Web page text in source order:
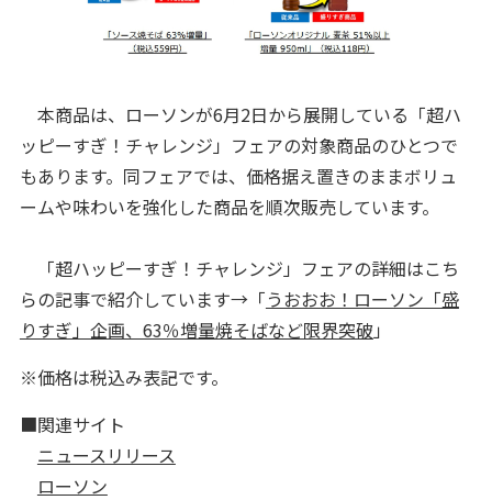
本商品は、ローソンが6月2日から展開している「超ハ
ッピーすぎ！チャレンジ」フェアの対象商品のひとつで
もあります。同フェアでは、価格据え置きのままボリュ
ームや味わいを強化した商品を順次販売しています。
「超ハッピーすぎ！チャレンジ」フェアの詳細はこち
らの記事で紹介しています→「うおおお！ローソン「盛
りすぎ」企画、63％増量焼そばなど限界突破」
※価格は税込み表記です。
■関連サイト
ニュースリリース
ローソン